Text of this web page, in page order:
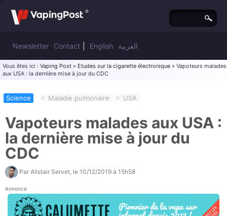
Newsletter Contact English العربية
Vous êtes ici : Vaping Post » Etudes sur la cigarette électronique » Vapoteurs malades
aux USA : la dernière mise à jour du CDC
Science # Maladie pulmonaire # USA
Vapoteurs malades aux USA :
la dernière mise à jour du
CDC
Par Alistair Servet , le 10/12/2019 à 15h58
Annonce